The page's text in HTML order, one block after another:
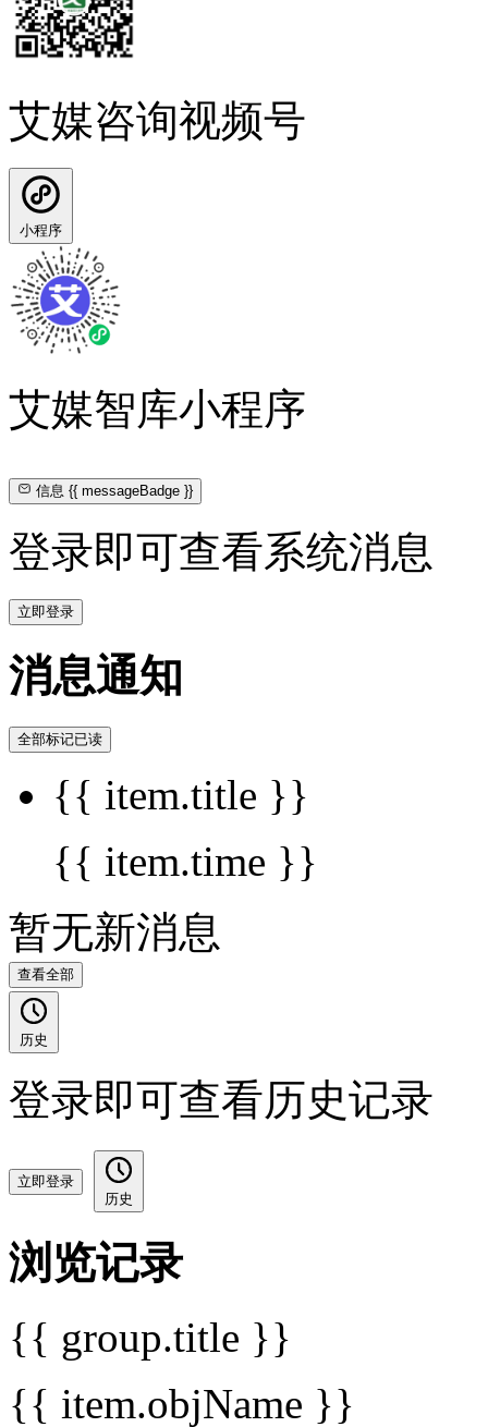
艾媒咨询视频号
小程序
艾媒智库小程序
信息{{ messageBadge }}
登录即可查看系统消息
立即登录
消息通知
全部标记已读
{{ item.title }}
{{ item.time }}
暂无新消息
查看全部
历史
登录即可查看历史记录
立即登录
历史
浏览记录
{{ group.title }}
{{ item.objName }}